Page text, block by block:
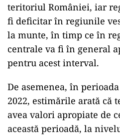
teritoriul României, iar
fi deficitar în regiunile
la munte, în timp ce în
centrale va fi în general
pentru acest interval.
De asemenea, în
2022, estimările arată că
avea valori apropiate de
această perioadă, la